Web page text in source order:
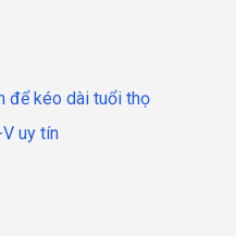
để kéo dài tuổi thọ
uy tín